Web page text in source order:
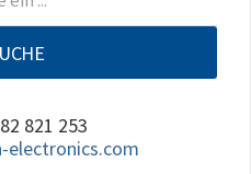
821 253
electronics.com